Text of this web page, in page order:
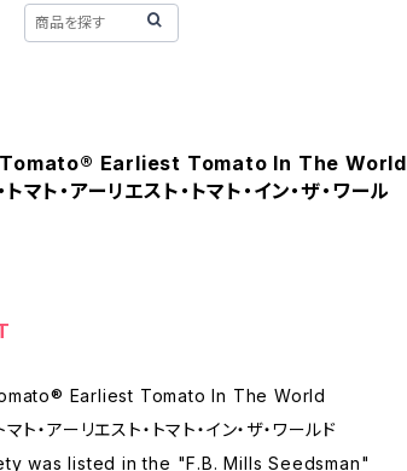
Earliest Tomato In The World
マト・アーリエスト・トマト・イン・ザ・ワール
Earliest Tomato In The World
ト・アーリエスト・トマト・イン・ザ・ワールド
was listed in the "F.B. Mills Seedsman"